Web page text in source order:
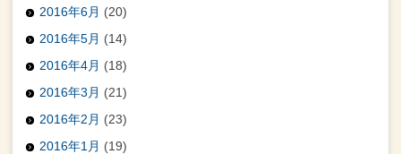
2016年6月 (20)
2016年5月 (14)
2016年4月 (18)
2016年3月 (21)
2016年2月 (23)
2016年1月 (19)